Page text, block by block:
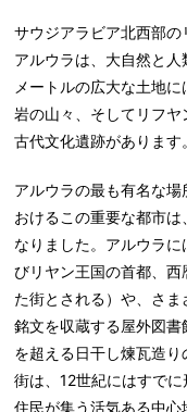
サウジアラビア北西部
アルウラは、大自然と
メートルの広大な土地
岩の山々、そしてリフ
古代文化遺跡があります。
アルウラの最も有名な
おけるこの重要な都市
なりました。アルウラ
びリヤン王国の首都、
た街とされる）や、さ
銘文を収蔵する屋外図
を超える日干し煉瓦造
街は、12世紀にはすで
住民が集う活気ある中心